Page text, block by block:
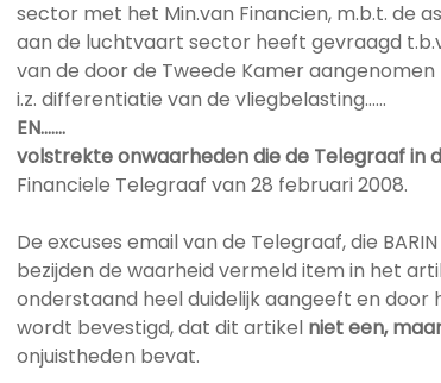
sector met het Min.van Financien, m.b.t. de
aan de luchtvaart sector heeft gevraagd
van de door de Tweede Kamer
i.z. differentiatie van de vliegbelasting……
EN…….
volstrekte onwaarheden die de Telegraaf
Financiele Telegraaf van 28 februari 2008.
De excuses email van de Telegraaf, die
bezijden de waarheid vermeld item in het
onderstaand heel duidelijk aangeeft en door
wordt bevestigd, dat dit artikel niet een,
onjuistheden bevat.